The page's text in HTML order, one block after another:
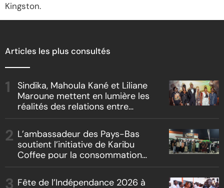
Kingston.
Articles les plus consultés
Sindika, Mahoula Kané et Liliane
Maroune mettent en lumière les
réalités des relations entre
« Boss vs Boss »
L’ambassadeur des Pays-Bas
soutient l’initiative de Karibu
Coffee pour la consommation
reboisement
Fête de l’Indépendance 2026 à